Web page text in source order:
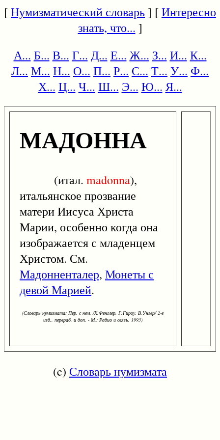
[Нумизматический словарь] [Интересно
знать, что... ]
А... Б... В... Г... Д... Е... Ж... З... И... К...
Л... М... Н... О... П... Р... С... Т... У... Ф...
Х... Ц... Ч... Ш... Э... Ю... Я...
МАДОННА
(итал. madonna),
итальянское прозвание
матери Иисуса Христа
Марии, особенно когда она
изображается с младенцем
Христом. См.
Мадонненталер, Монеты с
девой Марией.
(Словарь нумизмата: Пер. с нем. /Х.Фенглер, Г.Гироу, В.Унгер/ 2-е
изд., перераб. и доп. - М.: Радио и связь, 1993)
(c) Словарь нумизмата